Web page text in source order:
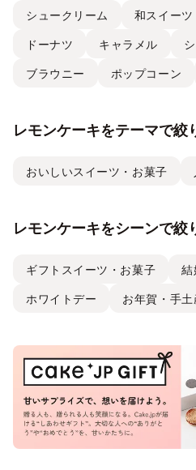
シュークリーム 和スイーツ
ドーナツ キャラメル
ブラウニー ポップコーン
レモンケーキをテーマで絞
おいしいスイーツ・お菓子
レモンケーキをシーンで絞
ギフトスイーツ・お菓子 結
ホワイトデー お年賀・手土